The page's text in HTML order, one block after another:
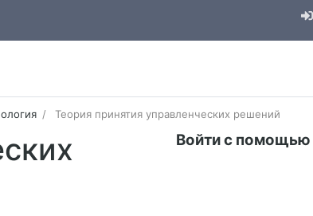
Теория принятия управленческих решений
Войти с помощью